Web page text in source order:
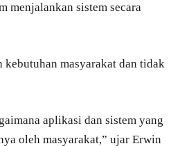
menjalankan sistem secara
masyarakat dan tidak
aplikasi dan sistem yang
oleh masyarakat,” ujar Erwin